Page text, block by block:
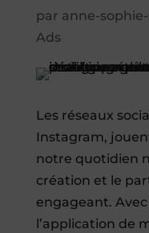
par anne-
Ads
Les réseaux
Instagram,
notre quotidien
création et le
engageant.
l’application de